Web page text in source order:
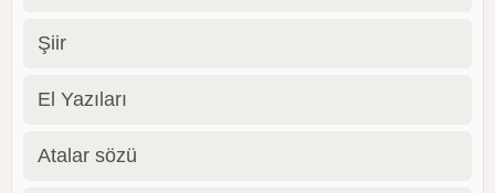
Şiir
El Yazıları
Atalar sözü